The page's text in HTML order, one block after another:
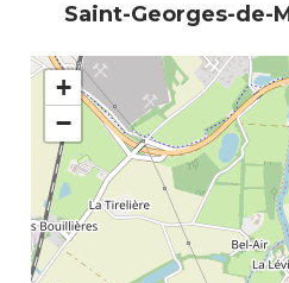
Saint-Georges-de-
+
−